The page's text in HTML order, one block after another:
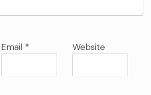
Email * Website